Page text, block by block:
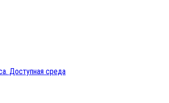
Доступная среда